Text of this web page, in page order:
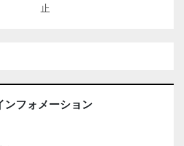
止
ンフォメーション